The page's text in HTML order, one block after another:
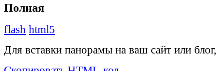
Полная
flash html5
Для вставки панорамы на ваш сайт или